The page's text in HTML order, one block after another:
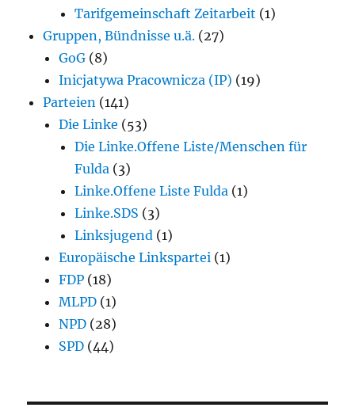
Tarifgemeinschaft Zeitarbeit (1)
Gruppen, Bündnisse u.ä. (27)
GoG (8)
Inicjatywa Pracownicza (IP) (19)
Parteien (141)
Die Linke (53)
Die Linke.Offene Liste/Menschen für
Fulda (3)
Linke.Offene Liste Fulda (1)
Linke.SDS (3)
Linksjugend (1)
Europäische Linkspartei (1)
FDP (18)
MLPD (1)
NPD (28)
SPD (44)